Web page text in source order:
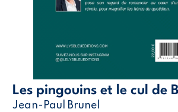
Les pingouins et le cul de
Jean-Paul Brunel